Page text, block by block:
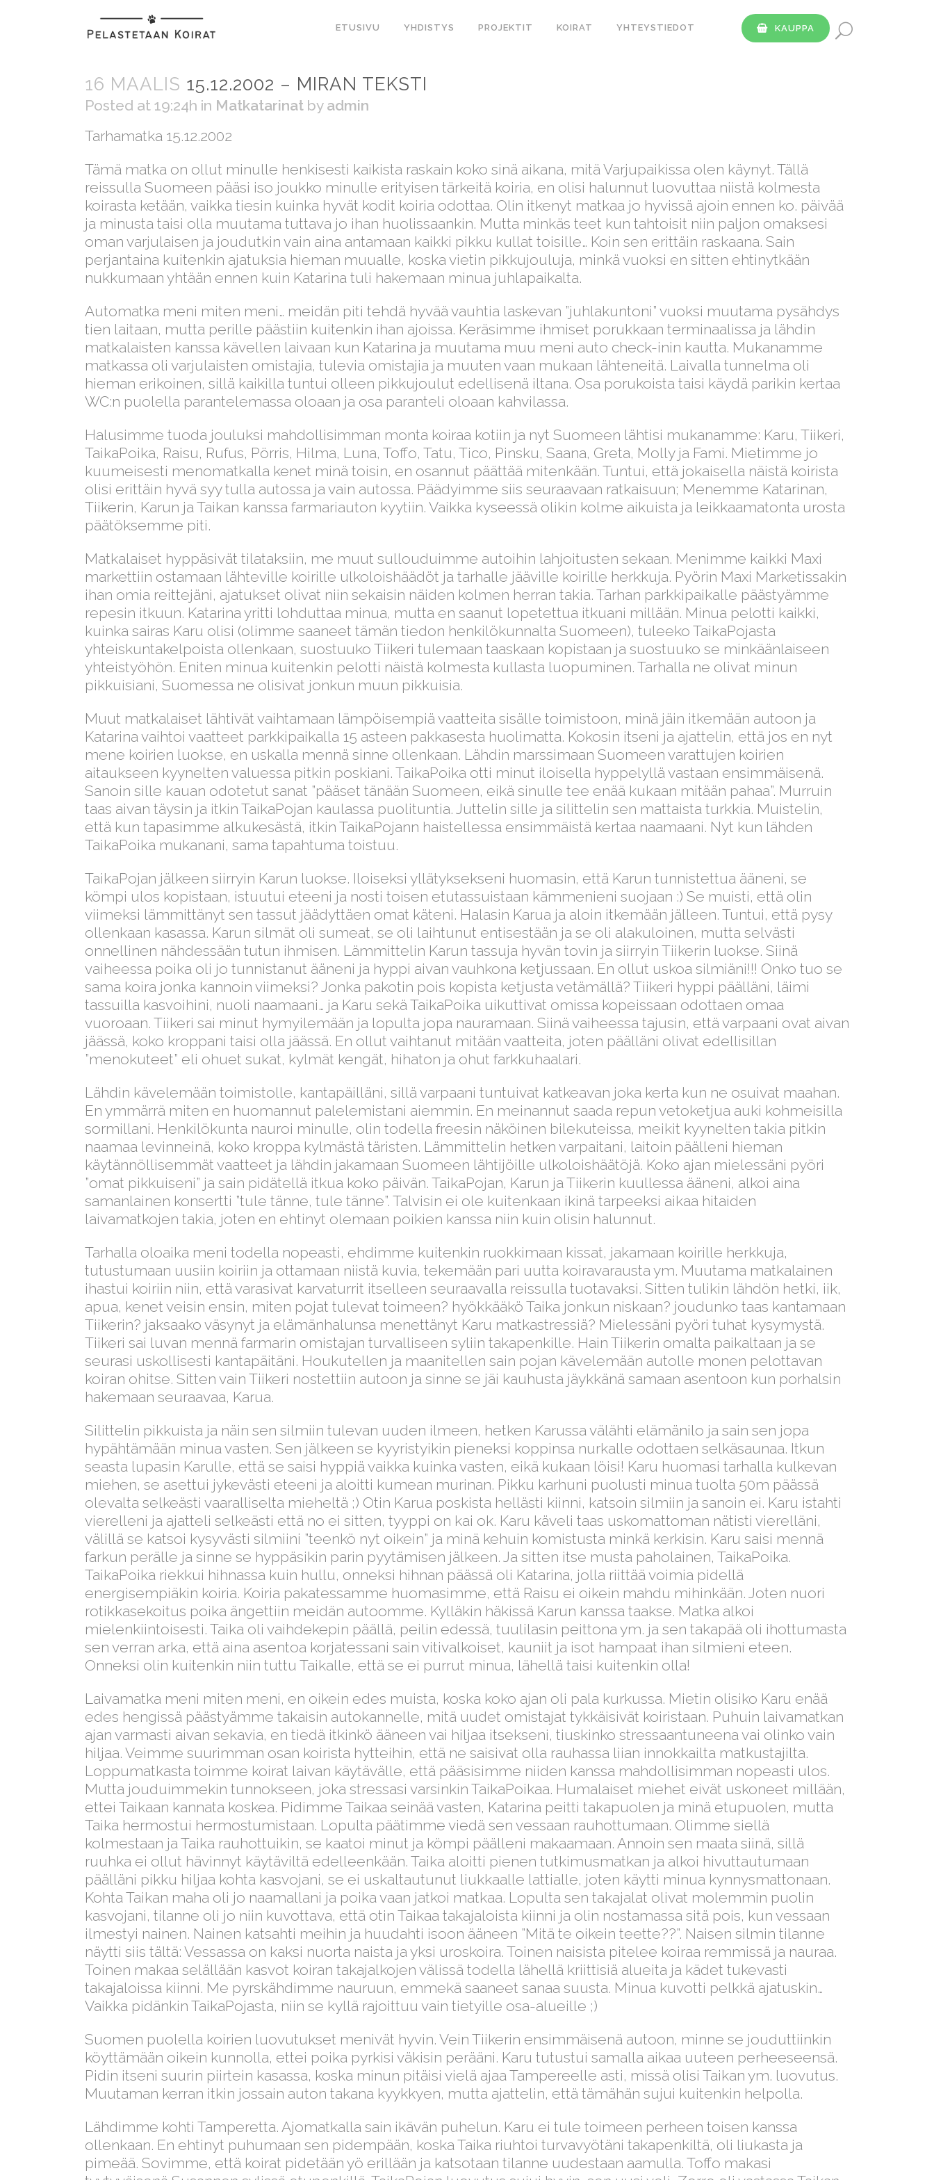
ETUSIVU YHDISTYS PROJEKTIT KOIRAT YHTEYSTIEDOT KAUPPA
16 MAALIS 15.12.2002 – MIRAN TEKSTI
Posted at 19:24h in Matkatarinat by admin
Tarhamatka 15.12.2002
Tämä matka on ollut minulle henkisesti kaikista raskain koko sinä aikana, mitä Varjupaikissa olen käynyt. Tällä
reissulla Suomeen pääsi iso joukko minulle erityisen tärkeitä koiria, en olisi halunnut luovuttaa niistä kolmesta
koirasta ketään, vaikka tiesin kuinka hyvät kodit koiria odottaa. Olin itkenyt matkaa jo hyvissä ajoin ennen ko. päivää
ja minusta taisi olla muutama tuttava jo ihan huolissaankin. Mutta minkäs teet kun tahtoisit niin paljon omaksesi
oman varjulaisen ja joudutkin vain aina antamaan kaikki pikku kullat toisille… Koin sen erittäin raskaana. Sain
perjantaina kuitenkin ajatuksia hieman muualle, koska vietin pikkujouluja, minkä vuoksi en sitten ehtinytkään
nukkumaan yhtään ennen kuin Katarina tuli hakemaan minua juhlapaikalta.
Automatka meni miten meni… meidän piti tehdä hyvää vauhtia laskevan ”juhlakuntoni” vuoksi muutama pysähdys
tien laitaan, mutta perille päästiin kuitenkin ihan ajoissa. Keräsimme ihmiset porukkaan terminaalissa ja lähdin
matkalaisten kanssa kävellen laivaan kun Katarina ja muutama muu meni auto check-inin kautta. Mukanamme
matkassa oli varjulaisten omistajia, tulevia omistajia ja muuten vaan mukaan lähteneitä. Laivalla tunnelma oli
hieman erikoinen, sillä kaikilla tuntui olleen pikkujoulut edellisenä iltana. Osa porukoista taisi käydä parikin kertaa
WC:n puolella parantelemassa oloaan ja osa paranteli oloaan kahvilassa.
Halusimme tuoda jouluksi mahdollisimman monta koiraa kotiin ja nyt Suomeen lähtisi mukanamme: Karu, Tiikeri,
TaikaPoika, Raisu, Rufus, Pörris, Hilma, Luna, Toffo, Tatu, Tico, Pinsku, Saana, Greta, Molly ja Fami. Mietimme jo
kuumeisesti menomatkalla kenet minä toisin, en osannut päättää mitenkään. Tuntui, että jokaisella näistä koirista
olisi erittäin hyvä syy tulla autossa ja vain autossa. Päädyimme siis seuraavaan ratkaisuun; Menemme Katarinan,
Tiikerin, Karun ja Taikan kanssa farmariauton kyytiin. Vaikka kyseessä olikin kolme aikuista ja leikkaamatonta urosta
päätöksemme piti.
Matkalaiset hyppäsivät tilataksiin, me muut sullouduimme autoihin lahjoitusten sekaan. Menimme kaikki Maxi
markettiin ostamaan lähteville koirille ulkoloishäädöt ja tarhalle jääville koirille herkkuja. Pyörin Maxi Marketissakin
ihan omia reittejäni, ajatukset olivat niin sekaisin näiden kolmen herran takia. Tarhan parkkipaikalle päästyämme
repesin itkuun. Katarina yritti lohduttaa minua, mutta en saanut lopetettua itkuani millään. Minua pelotti kaikki,
kuinka sairas Karu olisi (olimme saaneet tämän tiedon henkilökunnalta Suomeen), tuleeko TaikaPojasta
yhteiskuntakelpoista ollenkaan, suostuuko Tiikeri tulemaan taaskaan kopistaan ja suostuuko se minkäänlaiseen
yhteistyöhön. Eniten minua kuitenkin pelotti näistä kolmesta kullasta luopuminen. Tarhalla ne olivat minun
pikkuisiani, Suomessa ne olisivat jonkun muun pikkuisia.
Muut matkalaiset lähtivät vaihtamaan lämpöisempiä vaatteita sisälle toimistoon, minä jäin itkemään autoon ja
Katarina vaihtoi vaatteet parkkipaikalla 15 asteen pakkasesta huolimatta. Kokosin itseni ja ajattelin, että jos en nyt
mene koirien luokse, en uskalla mennä sinne ollenkaan. Lähdin marssimaan Suomeen varattujen koirien
aitaukseen kyynelten valuessa pitkin poskiani. TaikaPoika otti minut iloisella hyppelyllä vastaan ensimmäisenä.
Sanoin sille kauan odotetut sanat ”pääset tänään Suomeen, eikä sinulle tee enää kukaan mitään pahaa”. Murruin
taas aivan täysin ja itkin TaikaPojan kaulassa puolituntia. Juttelin sille ja silittelin sen mattaista turkkia. Muistelin,
että kun tapasimme alkukesästä, itkin TaikaPojann haistellessa ensimmäistä kertaa naamaani. Nyt kun lähden
TaikaPoika mukanani, sama tapahtuma toistuu.
TaikaPojan jälkeen siirryin Karun luokse. Iloiseksi yllätyksekseni huomasin, että Karun tunnistettua ääneni, se
kömpi ulos kopistaan, istuutui eteeni ja nosti toisen etutassuistaan kämmenieni suojaan :) Se muisti, että olin
viimeksi lämmittänyt sen tassut jäädyttäen omat käteni. Halasin Karua ja aloin itkemään jälleen. Tuntui, että pysy
ollenkaan kasassa. Karun silmät oli sumeat, se oli laihtunut entisestään ja se oli alakuloinen, mutta selvästi
onnellinen nähdessään tutun ihmisen. Lämmittelin Karun tassuja hyvän tovin ja siirryin Tiikerin luokse. Siinä
vaiheessa poika oli jo tunnistanut ääneni ja hyppi aivan vauhkona ketjussaan. En ollut uskoa silmiäni!!! Onko tuo se
sama koira jonka kannoin viimeksi? Jonka pakotin pois kopista ketjusta vetämällä? Tiikeri hyppi päälläni, läimi
tassuilla kasvoihini, nuoli naamaani… ja Karu sekä TaikaPoika uikuttivat omissa kopeissaan odottaen omaa
vuoroaan. Tiikeri sai minut hymyilemään ja lopulta jopa nauramaan. Siinä vaiheessa tajusin, että varpaani ovat aivan
jäässä, koko kroppani taisi olla jäässä. En ollut vaihtanut mitään vaatteita, joten päälläni olivat edellisillan
”menokuteet” eli ohuet sukat, kylmät kengät, hihaton ja ohut farkkuhaalari.
Lähdin kävelemään toimistolle, kantapäilläni, sillä varpaani tuntuivat katkeavan joka kerta kun ne osuivat maahan.
En ymmärrä miten en huomannut palelemistani aiemmin. En meinannut saada repun vetoketjua auki kohmeisilla
sormillani. Henkilökunta nauroi minulle, olin todella freesin näköinen bilekuteissa, meikit kyynelten takia pitkin
naamaa levinneinä, koko kroppa kylmästä täristen. Lämmittelin hetken varpaitani, laitoin päälleni hieman
käytännöllisemmät vaatteet ja lähdin jakamaan Suomeen lähtijöille ulkoloishäätöjä. Koko ajan mielessäni pyöri
”omat pikkuiseni” ja sain pidätellä itkua koko päivän. TaikaPojan, Karun ja Tiikerin kuullessa ääneni, alkoi aina
samanlainen konsertti ”tule tänne, tule tänne”. Talvisin ei ole kuitenkaan ikinä tarpeeksi aikaa hitaiden
laivamatkojen takia, joten en ehtinyt olemaan poikien kanssa niin kuin olisin halunnut.
Tarhalla oloaika meni todella nopeasti, ehdimme kuitenkin ruokkimaan kissat, jakamaan koirille herkkuja,
tutustumaan uusiin koiriin ja ottamaan niistä kuvia, tekemään pari uutta koiravarausta ym. Muutama matkalainen
ihastui koiriin niin, että varasivat karvaturrit itselleen seuraavalla reissulla tuotavaksi. Sitten tulikin lähdön hetki, iik,
apua, kenet veisin ensin, miten pojat tulevat toimeen? hyökkääkö Taika jonkun niskaan? joudunko taas kantamaan
Tiikerin? jaksaako väsynyt ja elämänhalunsa menettänyt Karu matkastressiä? Mielessäni pyöri tuhat kysymystä.
Tiikeri sai luvan mennä farmarin omistajan turvalliseen syliin takapenkille. Hain Tiikerin omalta paikaltaan ja se
seurasi uskollisesti kantapäitäni. Houkutellen ja maanitellen sain pojan kävelemään autolle monen pelottavan
koiran ohitse. Sitten vain Tiikeri nostettiin autoon ja sinne se jäi kauhusta jäykkänä samaan asentoon kun porhalsin
hakemaan seuraavaa, Karua.
Silittelin pikkuista ja näin sen silmiin tulevan uuden ilmeen, hetken Karussa välähti elämänilo ja sain sen jopa
hypähtämään minua vasten. Sen jälkeen se kyyristyikin pieneksi koppinsa nurkalle odottaen selkäsaunaa. Itkun
seasta lupasin Karulle, että se saisi hyppiä vaikka kuinka vasten, eikä kukaan löisi! Karu huomasi tarhalla kulkevan
miehen, se asettui jykevästi eteeni ja aloitti kumean murinan. Pikku karhuni puolusti minua tuolta 50m päässä
olevalta selkeästi vaaralliselta mieheltä ;) Otin Karua poskista hellästi kiinni, katsoin silmiin ja sanoin ei. Karu istahti
vierelleni ja ajatteli selkeästi että no ei sitten, tyyppi on kai ok. Karu käveli taas uskomattoman nätisti vierelläni,
välillä se katsoi kysyvästi silmiini ”teenkö nyt oikein” ja minä kehuin komistusta minkä kerkisin. Karu saisi mennä
farkun perälle ja sinne se hyppäsikin parin pyytämisen jälkeen. Ja sitten itse musta paholainen, TaikaPoika.
TaikaPoika riekkui hihnassa kuin hullu, onneksi hihnan päässä oli Katarina, jolla riittää voimia pidellä
energisempiäkin koiria. Koiria pakatessamme huomasimme, että Raisu ei oikein mahdu mihinkään. Joten nuori
rotikkasekoitus poika ängettiin meidän autoomme. Kylläkin häkissä Karun kanssa taakse. Matka alkoi
mielenkiintoisesti. Taika oli vaihdekepin päällä, peilin edessä, tuulilasin peittona ym. ja sen takapää oli ihottumasta
sen verran arka, että aina asentoa korjatessani sain vitivalkoiset, kauniit ja isot hampaat ihan silmieni eteen.
Onneksi olin kuitenkin niin tuttu Taikalle, että se ei purrut minua, lähellä taisi kuitenkin olla!
Laivamatka meni miten meni, en oikein edes muista, koska koko ajan oli pala kurkussa. Mietin olisiko Karu enää
edes hengissä päästyämme takaisin autokannelle, mitä uudet omistajat tykkäisivät koiristaan. Puhuin laivamatkan
ajan varmasti aivan sekavia, en tiedä itkinkö ääneen vai hiljaa itsekseni, tiuskinko stressaantuneena vai olinko vain
hiljaa. Veimme suurimman osan koirista hytteihin, että ne saisivat olla rauhassa liian innokkailta matkustajilta.
Loppumatkasta toimme koirat laivan käytävälle, että pääsisimme niiden kanssa mahdollisimman nopeasti ulos.
Mutta jouduimmekin tunnokseen, joka stressasi varsinkin TaikaPoikaa. Humalaiset miehet eivät uskoneet millään,
ettei Taikaan kannata koskea. Pidimme Taikaa seinää vasten, Katarina peitti takapuolen ja minä etupuolen, mutta
Taika hermostui hermostumistaan. Lopulta päätimme viedä sen vessaan rauhottumaan. Olimme siellä
kolmestaan ja Taika rauhottuikin, se kaatoi minut ja kömpi päälleni makaamaan. Annoin sen maata siinä, sillä
ruuhka ei ollut hävinnyt käytäviltä edelleenkään. Taika aloitti pienen tutkimusmatkan ja alkoi hivuttautumaan
päälläni pikku hiljaa kohta kasvojani, se ei uskaltautunut liukkaalle lattialle, joten käytti minua kynnysmattonaan.
Kohta Taikan maha oli jo naamallani ja poika vaan jatkoi matkaa. Lopulta sen takajalat olivat molemmin puolin
kasvojani, tilanne oli jo niin kuvottava, että otin Taikaa takajaloista kiinni ja olin nostamassa sitä pois, kun vessaan
ilmestyi nainen. Nainen katsahti meihin ja huudahti isoon ääneen ”Mitä te oikein teette??”. Naisen silmin tilanne
näytti siis tältä: Vessassa on kaksi nuorta naista ja yksi uroskoira. Toinen naisista pitelee koiraa remmissä ja nauraa.
Toinen makaa selällään kasvot koiran takajalkojen välissä todella lähellä kriittisiä alueita ja kädet tukevasti
takajaloissa kiinni. Me pyrskähdimme nauruun, emmekä saaneet sanaa suusta. Minua kuvotti pelkkä ajatuskin…
Vaikka pidänkin TaikaPojasta, niin se kyllä rajoittuu vain tietyille osa-alueille ;)
Suomen puolella koirien luovutukset menivät hyvin. Vein Tiikerin ensimmäisenä autoon, minne se jouduttiinkin
köyttämään oikein kunnolla, ettei poika pyrkisi väkisin perääni. Karu tutustui samalla aikaa uuteen perheeseensä.
Pidin itseni suurin piirtein kasassa, koska minun pitäisi vielä ajaa Tampereelle asti, missä olisi Taikan ym. luovutus.
Muutaman kerran itkin jossain auton takana kyykkyen, mutta ajattelin, että tämähän sujui kuitenkin helpolla.
Lähdimme kohti Tamperetta. Ajomatkalla sain ikävän puhelun. Karu ei tule toimeen perheen toisen kanssa
ollenkaan. En ehtinyt puhumaan sen pidempään, koska Taika riuhtoi turvavyötäni takapenkiltä, oli liukasta ja
pimeää. Sovimme, että koirat pidetään yö erillään ja katsotaan tilanne uudestaan aamulla. Toffo makasi